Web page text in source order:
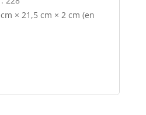
× 21,5 cm × 2 cm (en